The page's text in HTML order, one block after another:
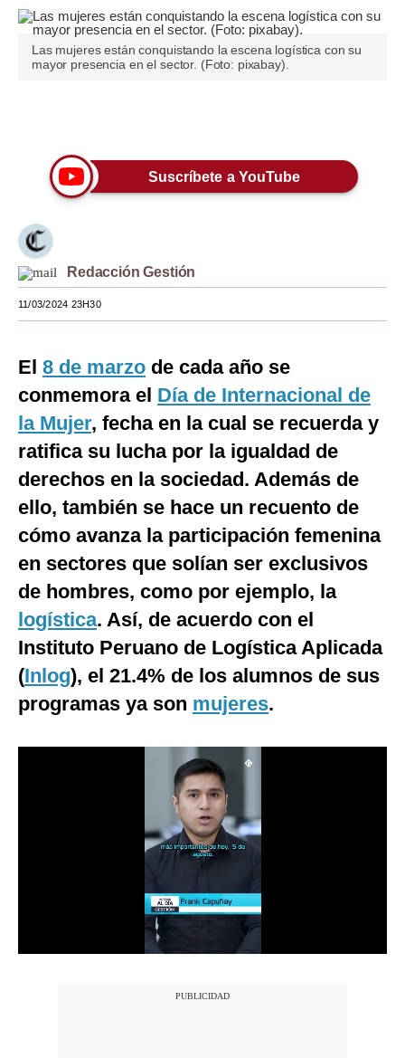
Opinión
Editorial
Tendencias
Lujo
Viajes
Moda
Estilos
EEUU
México
España
Internacional
Tecnología
Club del Suscriptor
Mix
G de Gestión
Notas Contratadas
Podcast
Gestión TV
Las mujeres están conquistando la escena logística con su
mayor presencia en el sector. (Foto: pixabay).
Suscríbete a YouTube
Redacción Gestión
11/03/2024 23H30
El 8 de marzo de cada año se
conmemora el Día de Internacional de
la Mujer, fecha en la cual se recuerda y
ratifica su lucha por la igualdad de
derechos en la sociedad. Además de
ello, también se hace un recuento de
cómo avanza la participación femenina
en sectores que solían ser exclusivos
de hombres, como por ejemplo, la
logística. Así, de acuerdo con el
Instituto Peruano de Logística Aplicada
(Inlog), el 21.4% de los alumnos de sus
programas ya son mujeres.